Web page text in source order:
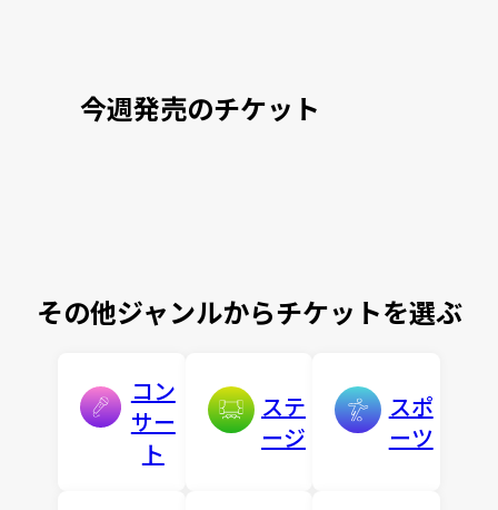
今週発売のチケット
その他ジャンルからチケットを選ぶ
コン
サー
ト
ステ
ージ
スポ
ーツ